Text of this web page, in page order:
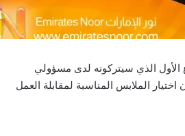
الأول الذي سيتركونه لدى مسؤولي
اختيار الملابس المناسبة لمقابلة العمل